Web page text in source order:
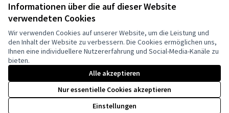
Informationen über die auf dieser Website
verwendeten Cookies
Wir verwenden Cookies auf unserer Website, um die Leistung und
den Inhalt der Website zu verbessern. Die Cookies ermöglichen uns,
Ihnen eine individuellere Nutzererfahrung und Social-Media-Kanäle zu
bieten.
Alle akzeptieren
Nur essentielle Cookies akzeptieren
Einstellungen
Nutzungsbedingungen
erstellt.
Creative
(Externer